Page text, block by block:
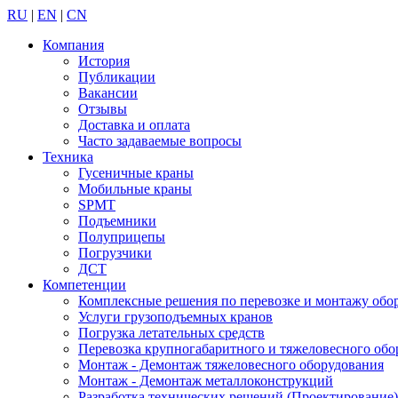
RU | EN | CN
Компания
История
Публикации
Вакансии
Отзывы
Доставка и оплата
Часто задаваемые вопросы
Техника
Гусеничные краны
Мобильные краны
SPMT
Подъемники
Полуприцепы
Погрузчики
ДСТ
Компетенции
Комплексные решения по перевозке и монтажу
Услуги грузоподъемных кранов
Погрузка летательных средств
Перевозка крупногабаритного и тяжеловесного
Монтаж - Демонтаж тяжеловесного оборудования
Монтаж - Демонтаж металлоконструкций